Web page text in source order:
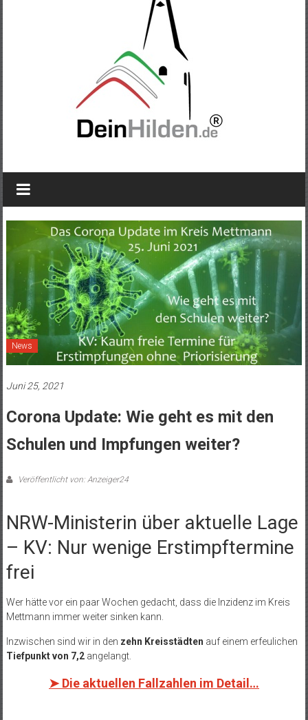
News
Juni 25, 2021
Corona Update: Wie geht es mit den
Schulen und Impfungen weiter?
Veröffentlicht von: Anzeiger24
NRW-Ministerin über aktuelle Lage
– KV: Nur wenige Erstimpftermine
frei
Wer hätte vor ein paar Wochen gedacht, dass die Inzidenz im Kreis
Mettmann immer weiter sinken kann.
Inzwischen sind wir in den zehn Kreisstädten auf einem erfeulichen
Tiefpunkt von 7,2 angelangt.
➤ Die aktuellen Fallzahlen im Detail…